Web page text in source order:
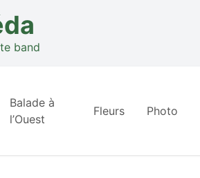
band
Balade à
l’Ouest
Fleurs Photo